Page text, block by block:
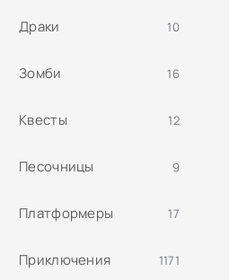
Драки 10
Зомби 16
Квесты 12
Песочницы 9
Платформеры 17
Приключения 1171